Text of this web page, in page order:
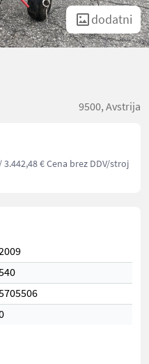
dodatni
9500, Avstrija
/ 3.442,48 € Cena brez DDV/stroj